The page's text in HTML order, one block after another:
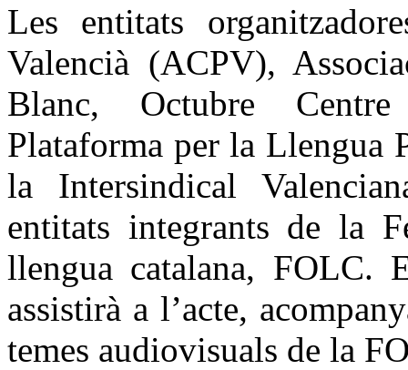
Les entitats
Valencià (ACPV),
Blanc, Octubre
Plataforma per la Llengua
la Intersindical
entitats integrants de la
llengua catalana, FOLC.
assistirà a l’acte,
temes audiovisuals de la